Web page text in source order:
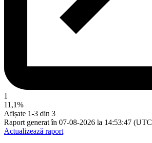
1
11,1%
Afișate 1-3 din 3
Raport generat în 07-08-2026 la 14:53:47
Actualizează raport